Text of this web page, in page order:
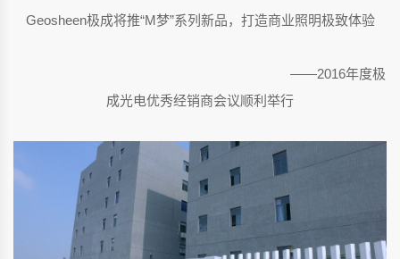
Geosheen极成将推“M梦”系列新品，打造商业照明极致体验
——2016年度极
成光电优秀经销商会议顺利举行